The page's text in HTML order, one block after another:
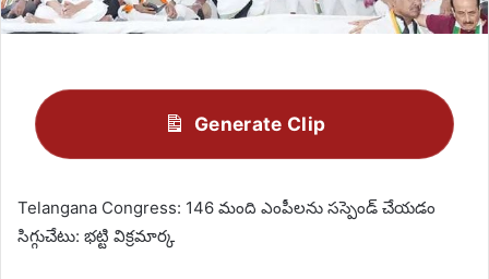
Generate Clip
Telangana Congress: 146 మంది ఎంపీలను సస్పెండ్‌ చేయడం
సిగ్గుచేటు: భట్టి విక్రమార్క